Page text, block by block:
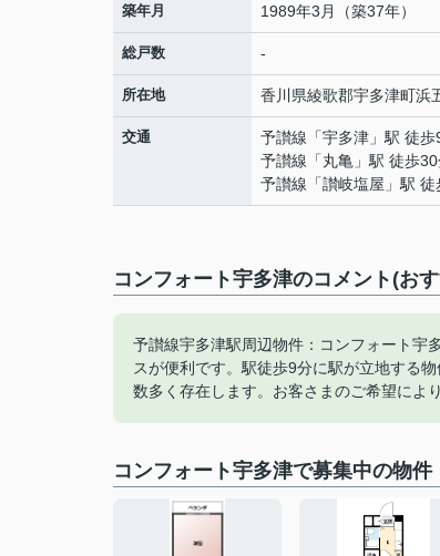
築年月 1989年3月（築37年）
総戸数 -
所在地 香川県綾歌郡宇多津町浜
交通 予讃線 「宇多津 」駅 徒
予讃線 「丸亀 」駅 徒歩
予讃線 「讃岐塩屋 」駅
コンフォート宇多津のコメント(お
予讃線宇多津駅周辺物件：コンフォート宇
スが便利です。駅徒歩9分に駅が立地する
数多く存在します。お客さまのご希望によ
コンフォート宇多津で募集中の物件